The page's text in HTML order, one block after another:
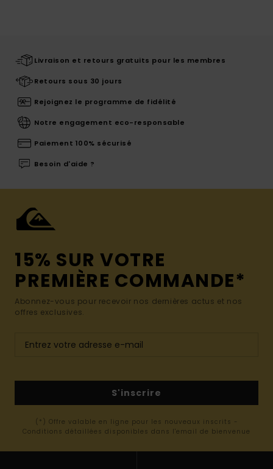
Livraison et retours gratuits pour les membres
Retours sous 30 jours
Rejoignez le programme de fidélité
Notre engagement eco-responsable
Paiement 100% sécurisé
Besoin d'aide ?
15% SUR VOTRE
PREMIÈRE COMMANDE*
Abonnez-vous pour recevoir nos dernières actus et nos
offres exclusives.
S'inscrire
(*) Offre valable en ligne pour les nouveaux inscrits -
Conditions détaillées disponibles dans l'email de bienvenue